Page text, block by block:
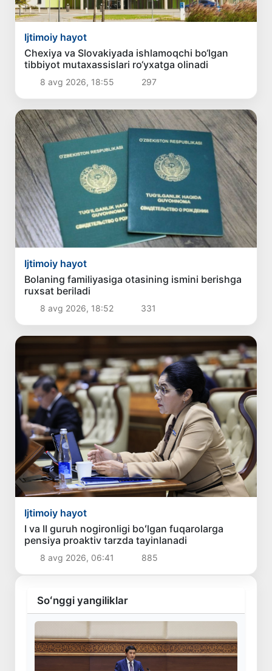
Ijtimoiy hayot
Chexiya va Slovakiyada ishlamoqchi bo‘lgan
tibbiyot mutaxassislari ro‘yxatga olinadi
8 avg 2026, 18:55 297
Ijtimoiy hayot
Bolaning familiyasiga otasining ismini berishga
ruxsat beriladi
8 avg 2026, 18:52 331
Ijtimoiy hayot
I va II guruh nogironligi boʻlgan fuqarolarga
pensiya proaktiv tarzda tayinlanadi
8 avg 2026, 06:41 885
Soʻnggi yangiliklar